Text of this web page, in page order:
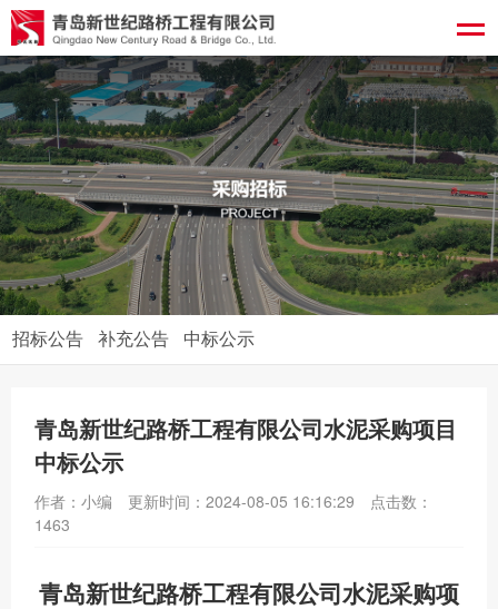
招标公告 补充公告 中标公示
青岛新世纪路桥工程有限公司水泥采购项目
中标公示
作者：小编 更新时间：2024-08-05 16:16:29
点击数：
1463
青岛新世纪路桥工程有限公司水泥采购项